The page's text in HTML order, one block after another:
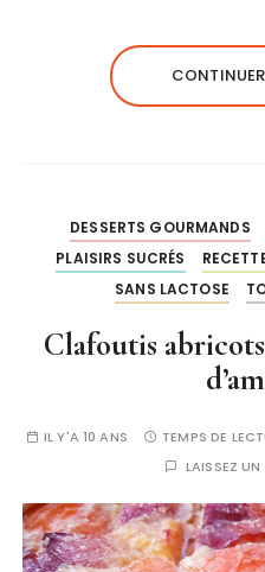
DESSERTS GOURMANDS
PLAISIRS SUCRÉS
SANS LACTOSE
Clafoutis
IL Y'A 10 ANS TEMPS DE
LAISSEZ